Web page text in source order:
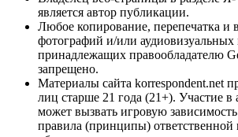
является автор публикации.
Любое копирование, перепечатка и
фотографий и/или аудиовизуальных
принадлежащих правообладателю
запрещено.
Материалы сайта korrespondent.net
лиц старше 21 года (21+). Участие в
может вызвать игровую
правила (принципы)